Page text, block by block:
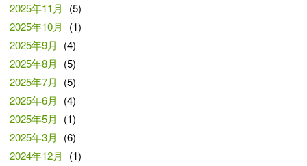
2025年11月
(5)
2025年10月
(1)
2025年9月
(4)
2025年8月
(5)
2025年7月
(5)
2025年6月
(4)
2025年5月
(1)
2025年3月
(6)
2024年12月
(1)